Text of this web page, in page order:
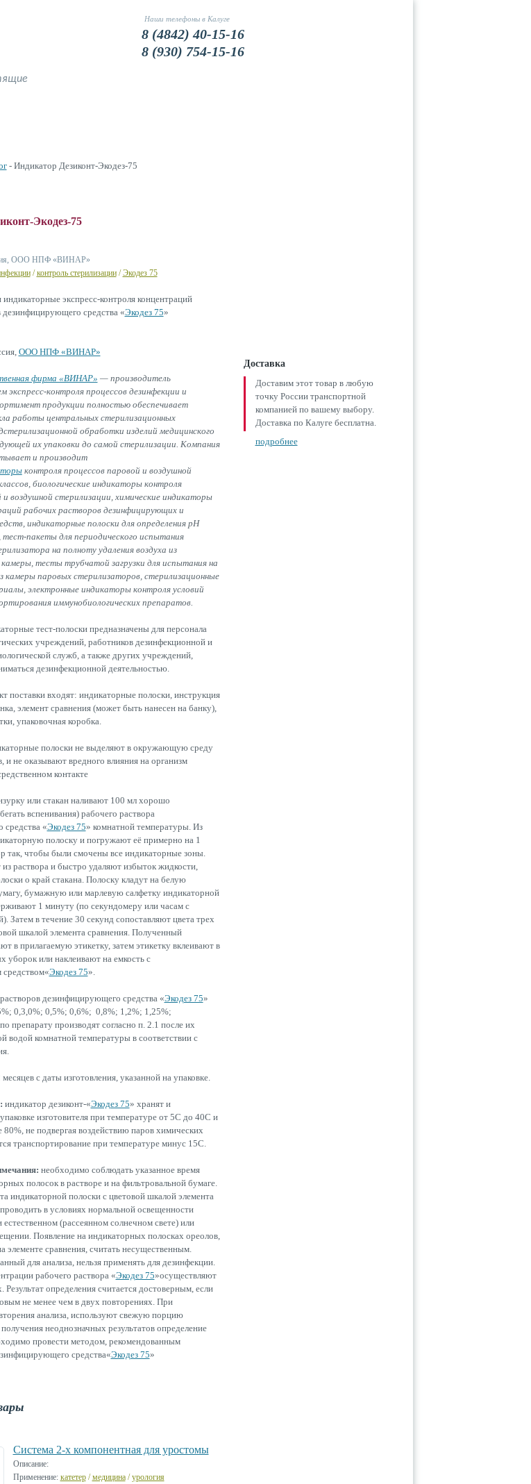
Наши телефоны в Калуге
8 (4842) 40-15-16
8 (930) 754-15-16
- Индикатор Дезиконт-Экодез-75
Экодез-75
Доставка
Доставим этот товар в любую
точку России транспортной
компанией по вашему выбору.
Доставка по Калуге бесплатна.
подробнее
ООО НПФ «ВИНАР»
/контроль стерилизации/Экодез 75
индикаторные экспресс-контроля концентраций
дезинфицирующего средства «Экодез 75»
ООО НПФ «ВИНАР»
фирма «ВИНАР» — производитель
экспресс-контроля процессов дезинфекции и
продукции полностью обеспечивает
работы центральных стерилизационных
обработки изделий медицинского
их упаковки до самой стерилизации. Компания
и производит
контроля процессов паровой и воздушной
биологические индикаторы контроля
и воздушной стерилизации, химические индикаторы
рабочих растворов дезинфицирующих и
индикаторные полоски для определения рН
пакеты для периодического испытания
на полноту удаления воздуха из
тесты трубчатой загрузки для испытания на
камеры паровых стерилизаторов, стерилизационные
электронные индикаторы контроля условий
иммунобиологических препаратов.
тест-полоски предназначены для персонала
учреждений, работников дезинфекционной и
служб, а также других учреждений,
дезинфекционной деятельностью.
поставки входят: индикаторные полоски, инструкция
элемент сравнения (может быть нанесен на банку),
упаковочная коробка.
полоски не выделяют в окружающую среду
и не оказывают вредного влияния на организм
контакте
или стакан наливают 100 мл хорошо
вспенивания) рабочего раствора
«Экодез 75» комнатной температуры. Из
полоску и погружают её примерно на 1
так, чтобы были смочены все индикаторные зоны.
раствора и быстро удаляют избыток жидкости,
о край стакана. Полоску кладут на белую
бумажную или марлевую салфетку индикаторной
1 минуту (по секундомеру или часам с
Затем в течение 30 секунд сопоставляют цвета трех
шкалой элемента сравнения. Полученный
в прилагаемую этикетку, затем этикетку вклеивают в
уборок или наклеивают на емкость с
Экодез 75».
дезинфицирующего средства «Экодез 75»
0,3,0%; 0,5%; 0,6%; 0,8%; 1,2%; 1,25%;
препарату производят согласно п. 2.1 после их
водой комнатной температуры в соответствии с
месяцев с даты изготовления, указанной на упаковке.
индикатор дезиконт-«Экодез 75» хранят и
изготовителя при температуре от 5С до 40С и
80%, не подвергая воздействию паров химических
транспортирование при температуре минус 15С.
необходимо соблюдать указанное время
полосок в растворе и на фильтровальной бумаге.
индикаторной полоски с цветовой шкалой элемента
в условиях нормальной освещенности
естественном (рассеянном солнечном свете) или
Появление на индикаторных полосках ореолов,
элементе сравнения, считать несущественным.
для анализа, нельзя применять для дезинфекции.
рабочего раствора «Экодез 75»осуществляют
Результат определения считается достоверным, если
не менее чем в двух повторениях. При
анализа, используют свежую порцию
неоднозначных результатов определение
провести методом, рекомендованным
средства«Экодез 75»
Cистема 2-х компонентная для уростомы
Описание:
Применение: катетер/медицина/урология